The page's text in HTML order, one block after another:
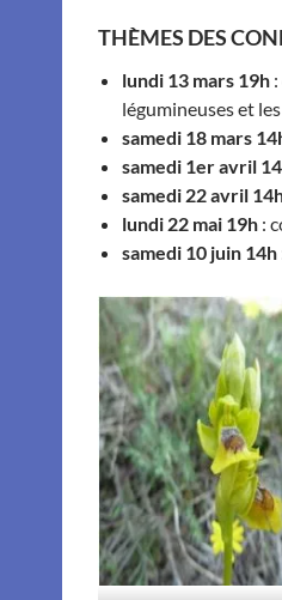
THÈMES DES
lundi 13 mars 19h
légumineuses et
samedi 18 mars
samedi 1er avril
samedi 22 avril
lundi 22 mai 19h :
samedi 10 juin 14h